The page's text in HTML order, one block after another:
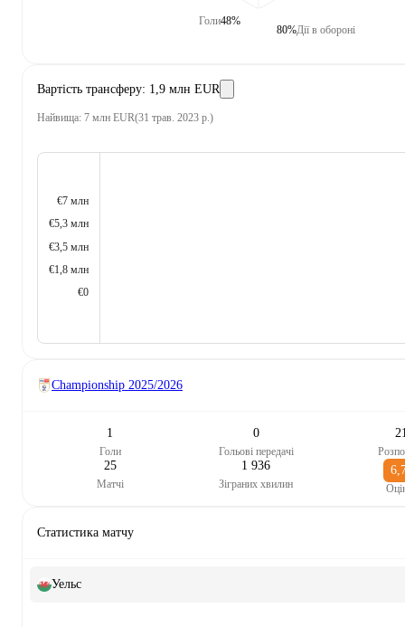
Голи48%
Дії в обороні
80%
Вартість трансферу: 1,9 млн EUR
Найвища: 7 млн EUR(31 трав. 2023 р.)
€7 млн
€5,3 млн
€3,5 млн
€1,8 млн
€0
Championship 2025/2026
1
Голи
0
Гольові передачі
25
Матчі
1 936
Зіграних хвилин
Статистика матчу
Уельс